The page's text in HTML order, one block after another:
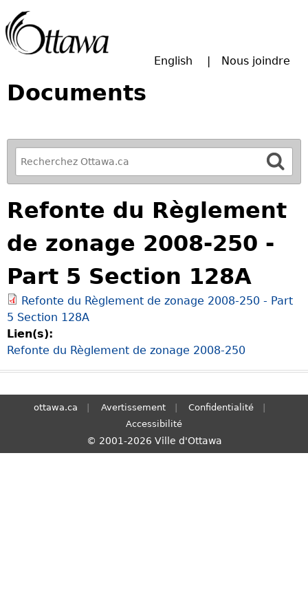
English Nous joindre
Documents
R
e
f
i
n
e
y
o
r
S
e
a
r
Refonte du Règlement
de zonage 2008-250 -
Part 5 Section 128A
Refonte du Règlement de zonage 2008-250 - Part
5 Section 128A
Lien(s):
Refonte du Règlement de zonage 2008-250
ottawa.ca Avertissement
Confidentialité
Accessibilité
© 2001-2026 Ville d'Ottawa